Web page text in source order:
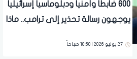
600 ضابطا وأمنيا ودبلوماسيا إسرائيليا
يوجهون رسالة تحذير إلى ترامب.. ماذا
27 يوليو 2026 | 10:50 صباحاً